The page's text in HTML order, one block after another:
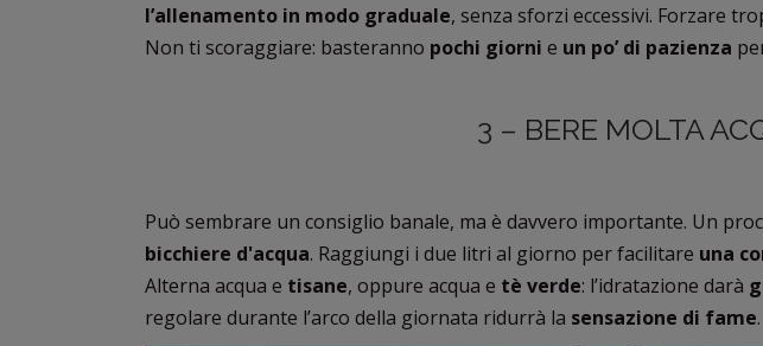
l’allenamento in modo graduale, senza sforzi eccessivi. Forzare
Non ti scoraggiare: basteranno pochi giorni e un po’ di pazienza
3 – BERE MOLTA
Può sembrare un consiglio banale, ma è davvero importante. Un
bicchiere d'acqua. Raggiungi i due litri al giorno per facilitare una
Alterna acqua e tisane, oppure acqua e tè verde: l’idratazione darà
regolare durante l’arco della giornata ridurrà la sensazione di fame.